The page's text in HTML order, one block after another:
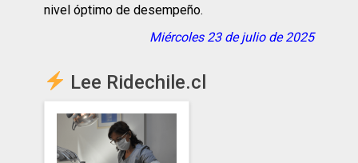
nivel óptimo de desempeño.
Miércoles 23 de julio de 2025
Lee Ridechile.cl